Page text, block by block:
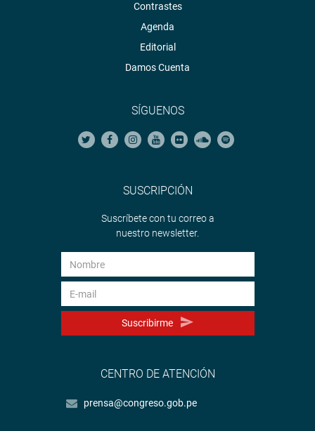
Contrastes
Agenda
Editorial
Damos Cuenta
SÍGUENOS
SUSCRIPCIÓN
Suscríbete con tu correo a
nuestro newsletter.
Suscribirme
CENTRO DE ATENCIÓN
prensa@congreso.gob.pe